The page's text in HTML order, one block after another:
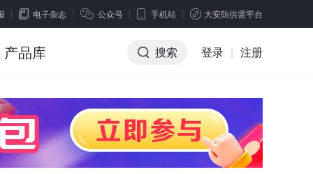
电子杂志 公众号 手机站 大安防供需平台
产品库 搜索 登录 | 注册